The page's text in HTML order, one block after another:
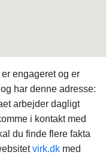
engageret og er
har denne adresse:
arbejder dagligt
i kontakt med
du finde flere fakta
virk.dk med